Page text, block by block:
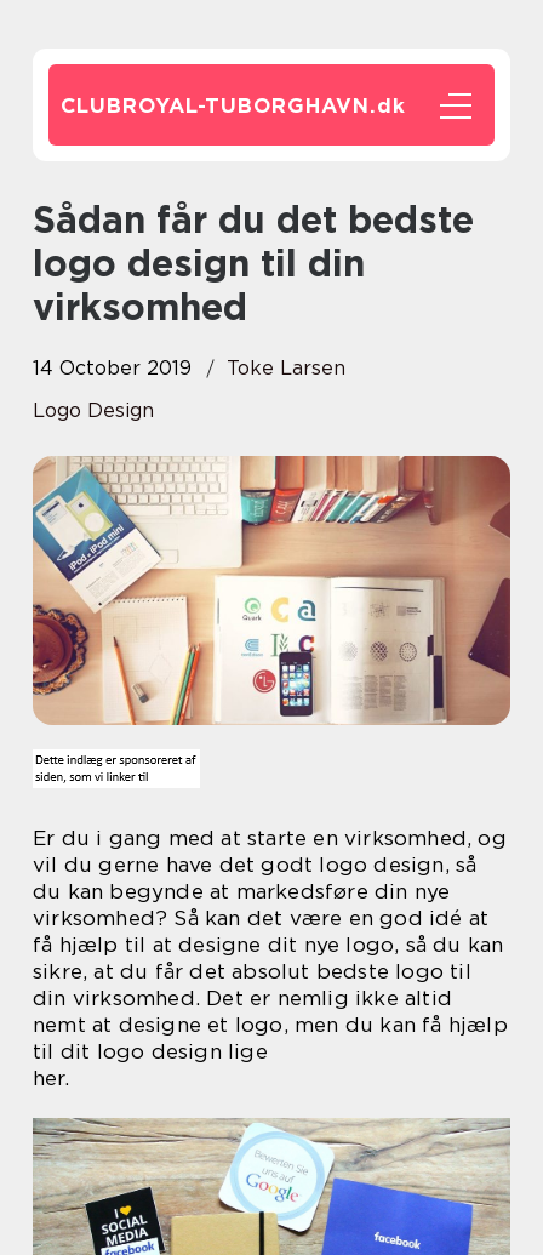
CLUBROYAL-TUBORGHAVN.dk
Sådan får du det bedste
logo design til din
virksomhed
14 October 2019
Toke Larsen
Logo Design
Er du i gang med at starte en virksomhed, og
vil du gerne have det godt logo design, så
du kan begynde at markedsføre din nye
virksomhed? Så kan det være en god idé at
få hjælp til at designe dit nye logo, så du kan
sikre, at du får det absolut bedste logo til
din virksomhed. Det er nemlig ikke altid
nemt at designe et logo, men du kan få hjælp
til dit logo design lige
her.